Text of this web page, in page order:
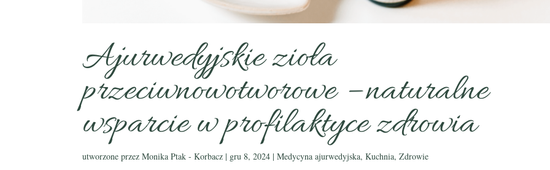
Ajurwedyjskie zioła
przeciwnowotworowe – naturalne
wsparcie w profilaktyce zdrowia
utworzone przezMonika Ptak - Korbacz | gru 8, 2024 |Medycyna ajurwedyjska,Kuchnia,Zdrowie